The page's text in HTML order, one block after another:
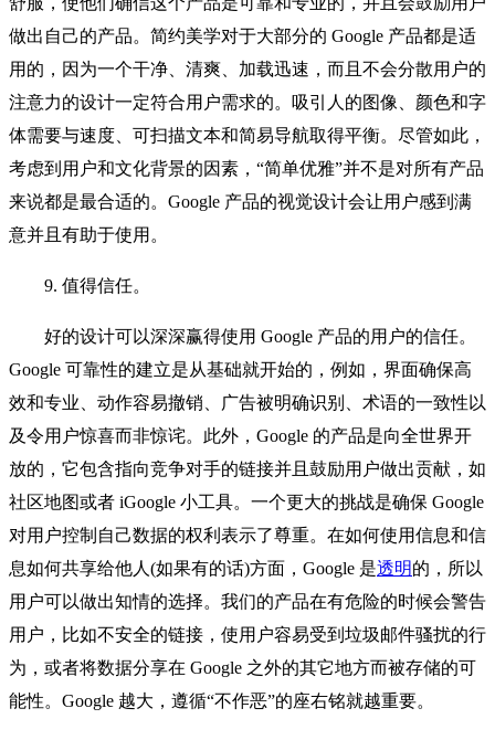
做出自己的产品。简约美学对于大部分的 Google 产品都是适
用的，因为一个干净、清爽、加载迅速，而且不会分散用户的
注意力的设计一定符合用户需求的。吸引人的图像、颜色和字
体需要与速度、可扫描文本和简易导航取得平衡。尽管如此，
考虑到用户和文化背景的因素，“简单优雅”并不是对所有产品
来说都是最合适的。Google 产品的视觉设计会让用户感到满
意并且有助于使用。
9. 值得信任。
好的设计可以深深赢得使用 Google 产品的用户的信任。
Google 可靠性的建立是从基础就开始的，例如，界面确保高
效和专业、动作容易撤销、广告被明确识别、术语的一致性以
及令用户惊喜而非惊诧。此外，Google 的产品是向全世界开
放的，它包含指向竞争对手的链接并且鼓励用户做出贡献，如
社区地图或者 iGoogle 小工具。一个更大的挑战是确保 Google
对用户控制自己数据的权利表示了尊重。在如何使用信息和信
息如何共享给他人(如果有的话)方面，Google 是透明的，所以
用户可以做出知情的选择。我们的产品在有危险的时候会警告
用户，比如不安全的链接，使用户容易受到垃圾邮件骚扰的行
为，或者将数据分享在 Google 之外的其它地方而被存储的可
能性。Google 越大，遵循“不作恶”的座右铭就越重要。